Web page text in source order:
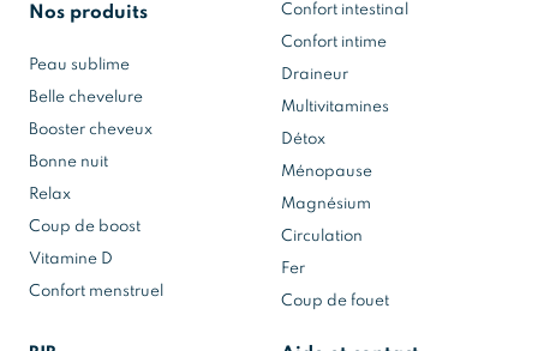
Nos produits
Peau sublime
Belle chevelure
Booster cheveux
Bonne nuit
Relax
Coup de boost
Vitamine D
Confort menstruel
Confort intestinal
Confort intime
Draineur
Multivitamines
Détox
Ménopause
Magnésium
Circulation
Fer
Coup de fouet